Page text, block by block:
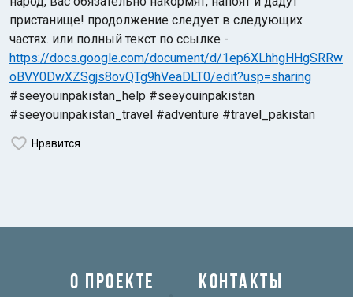
пристанище! продолжение следует в следующих
частях. или полный текст по ссылке -
https://docs.google.com/document/d/1ep6XLhhgHHgSRRw
oBVY0DwXZSgjs8ovQTg9hVeaDLT0/edit?usp=sharing
#seeyouinpakistan_help #seeyouinpakistan
#seeyouinpakistan_travel #adventure #travel_pakistan
Нравится
О ПРОЕКТЕ КОНТАКТЫ